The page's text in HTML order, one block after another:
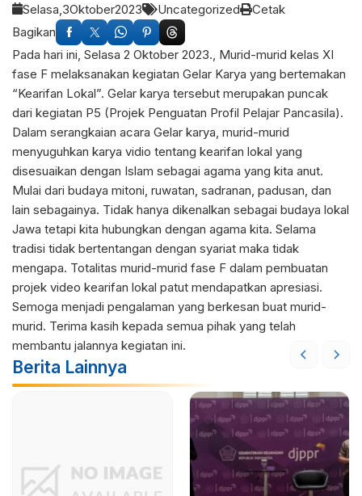
Selasa,3Oktober2023 Uncategorized
Cetak
Bagikan
Pada hari ini, Selasa 2 Oktober 2023., Murid-murid kelas XI
fase F melaksanakan kegiatan Gelar Karya yang bertemakan
“Kearifan Lokal”. Gelar karya tersebut merupakan puncak
dari kegiatan P5 (Projek Penguatan Profil Pelajar Pancasila).
Dalam serangkaian acara Gelar karya, murid-murid
menyuguhkan karya vidio tentang kearifan lokal yang
disesuaikan dengan Islam sebagai agama yang kita anut.
Mulai dari budaya mitoni, ruwatan, sadranan, padusan, dan
lain sebagainya. Tidak hanya dikenalkan sebagai budaya lokal
Jawa tetapi kita hubungkan dengan agama kita. Selama
tradisi tidak bertentangan dengan syariat maka tidak
mengapa. Totalitas murid-murid fase F dalam pembuatan
projek video kearifan lokal patut mendapatkan apresiasi.
Semoga menjadi pengalaman yang berkesan buat murid-
murid. Terima kasih kepada semua pihak yang telah
membantu jalannya kegiatan ini.
Berita Lainnya